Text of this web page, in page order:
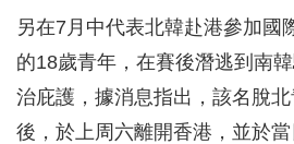
另在7月中代表北韓赴港參加國
的18歲青年，在賽後潛逃到南
治庇護，據消息指出，該名脫
後，於上周六離開香港，並於當